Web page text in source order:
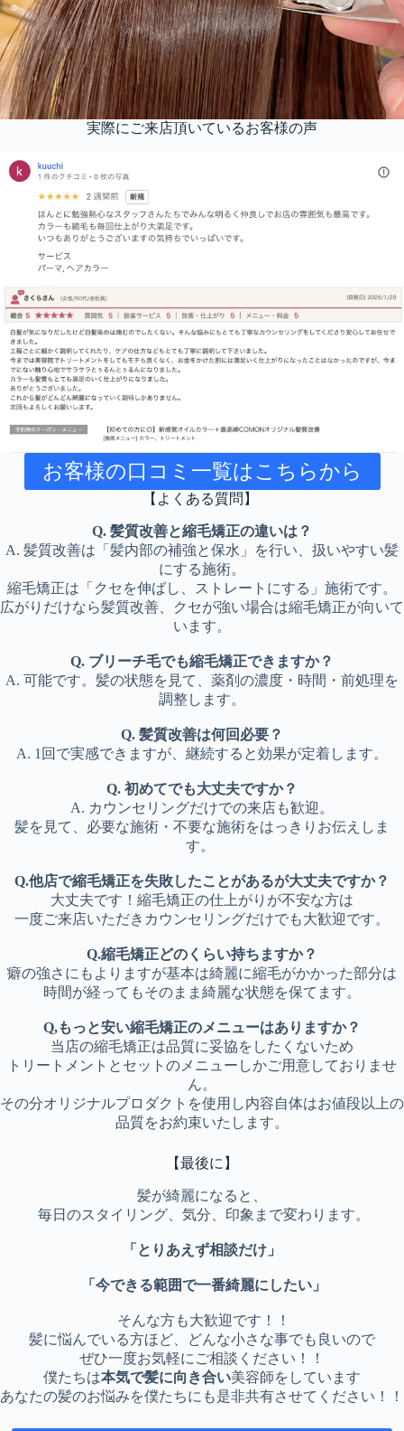
実際にご来店頂いているお客様の声
お客様の口コミ一覧はこちらから
【よくある質問】
Q. 髪質改善と縮毛矯正の違いは？
A. 髪質改善は「髪内部の補強と保水」を行い、扱いやすい髪
にする施術。
縮毛矯正は「クセを伸ばし、ストレートにする」施術です。
広がりだけなら髪質改善、クセが強い場合は縮毛矯正が向いて
います。
Q. ブリーチ毛でも縮毛矯正できますか？
A. 可能です。髪の状態を見て、薬剤の濃度・時間・前処理を
調整します。
Q. 髪質改善は何回必要？
A. 1回で実感できますが、継続すると効果が定着します。
Q. 初めてでも大丈夫ですか？
A. カウンセリングだけでの来店も歓迎。
髪を見て、必要な施術・不要な施術をはっきりお伝えしま
す。
Q.他店で縮毛矯正を失敗したことがあるが大丈夫ですか？
大丈夫です！縮毛矯正の仕上がりが不安な方は
一度ご来店いただきカウンセリングだけでも大歓迎です。
Q.縮毛矯正どのくらい持ちますか？
癖の強さにもよりますが基本は綺麗に縮毛がかかった部分は
時間が経ってもそのまま綺麗な状態を保てます。
Q,もっと安い縮毛矯正のメニューはありますか？
当店の縮毛矯正は品質に妥協をしたくないため
トリートメントとセットのメニューしかご用意しておりませ
ん。
その分オリジナルプロダクトを使用し内容自体はお値段以上の
品質をお約束いたします。
【最後に】
髪が綺麗になると、
毎日のスタイリング、気分、印象まで変わります。
「とりあえず相談だけ」
「今できる範囲で一番綺麗にしたい」
そんな方も大歓迎です！！
髪に悩んでいる方ほど、どんな小さな事でも良いので
ぜひ一度お気軽にご相談ください！！
僕たちは本気で髪に向き合い美容師をしています
あなたの髪のお悩みを僕たちにも是非共有させてください！！